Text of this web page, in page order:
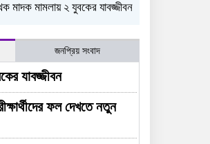
মাদক মামলায় ২ যুবকের যাবজ্জীবন
জনপ্রিয় সংবাদ
যাবজ্জীবন
ফল দেখতে নতুন